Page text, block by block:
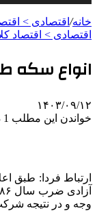
خانه/ اقتصادی >
اقتصادی > اقتصاد
انواع سکه طلای ضرب ۱۳۸۶
۱۴۰۳/۰۹/۱۲
خواندن این مطلب 1 دقیقه زمان میبرد
وجه و در نتیجه